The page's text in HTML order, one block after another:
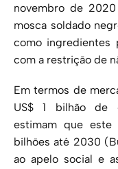
novembro de
mosca soldado
como ingredientes
com a restrição de
Em termos de
US$ 1 bilhão de
estimam que
bilhões até 2030
ao apelo social e